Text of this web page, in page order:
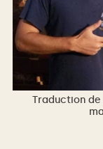
Traduction